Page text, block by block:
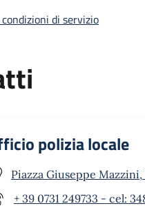
di servizio
polizia locale
Piazza Giuseppe
+ 39 0731 249733 - cel: